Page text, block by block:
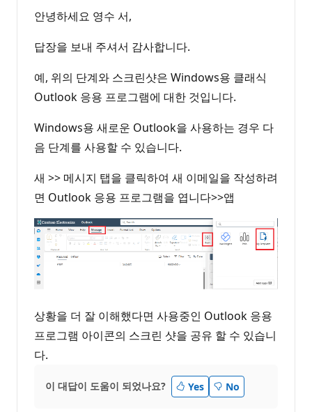
안녕하세요 영수 서,
답장을 보내 주셔서 감사합니다.
예, 위의 단계와 스크린샷은 Windows용 클래식
Outlook 응용 프로그램에 대한 것입니다.
Windows용 새로운 Outlook을 사용하는 경우 다
음 단계를 사용할 수 있습니다.
새 >> 메시지 탭을 클릭하여 새 이메일을 작성하려
면 Outlook 응용 프로그램을 엽니다>>앱
상황을 더 잘 이해했다면 사용중인 Outlook 응용
프로그램 아이콘의 스크린 샷을 공유 할 수 있습니
다.
이 대답이 도움이 되었나요? Yes No